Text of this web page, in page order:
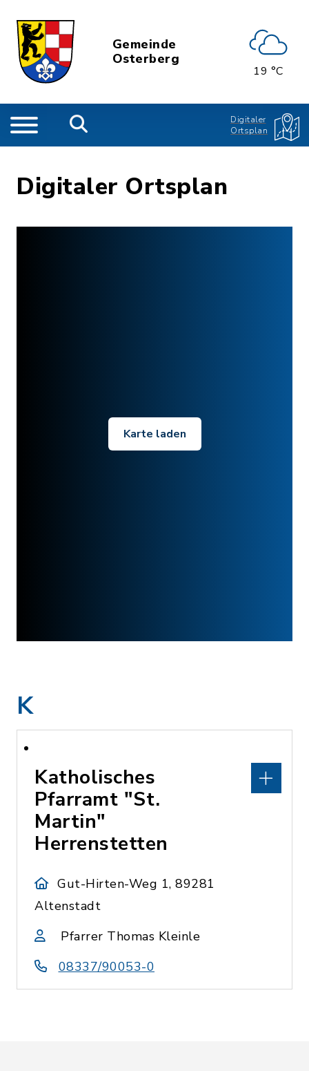
Gemeinde
Osterberg
19 °C
Digitaler
Ortsplan
Digitaler Ortsplan
Karte laden
K
Katholisches
Pfarramt "St.
Martin"
Herrenstetten
Gut-Hirten-Weg 1, 89281
Altenstadt
Pfarrer Thomas Kleinle
08337/90053-0